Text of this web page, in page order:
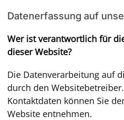
Datenerfassung auf
Wer ist verantwortlich für
dieser Website?
Die Datenverarbeitung auf
durch den
Kontaktdaten können Sie
Website entnehmen.